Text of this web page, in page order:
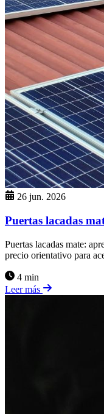
26 jun. 2026
Puertas lacadas
Puertas lacadas mate:
precio orientativo para
4 min
Leer más